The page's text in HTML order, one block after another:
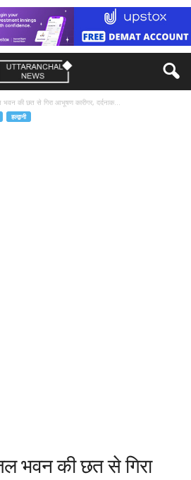
भवन की छत से गिरा आभूषण कारीगर, दर्दनाक...
हल्द्वानी
भवन की छत से गिरा